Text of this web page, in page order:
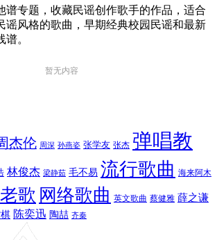
谱专题，收藏民谣创作歌手的作品，适合
谣风格的歌曲，早期经典校园民谣和最新
。
暂无内容
杰伦 周深 孙燕姿 张学友 张杰 弹唱教
林俊杰 梁静茹 毛不易 流行歌曲 海来阿木
歌 网络歌曲 英文歌曲 蔡健雅 薛之谦
陈奕迅 陶喆 齐秦